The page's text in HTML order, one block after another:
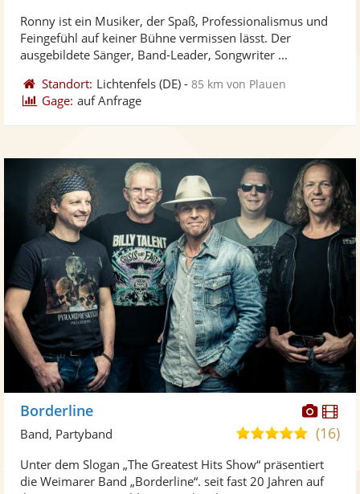
Fotos
5
Ronny ist ein Musiker, der Spaß, Professionalismus und
Feingefühl auf keiner Bühne vermissen lässt. Der
ausgebildete Sänger, Band-Leader, Songwriter ...
Standort: Lichtenfels (DE) -85 km von Plauen
Gage: auf Anfrage
Fotos
Borderline
5,0
5
(16)
Band, Partyband
Unter dem Slogan „The Greatest Hits Show“ präsentiert
die Weimarer Band „Borderline“. seit fast 20 Jahren auf